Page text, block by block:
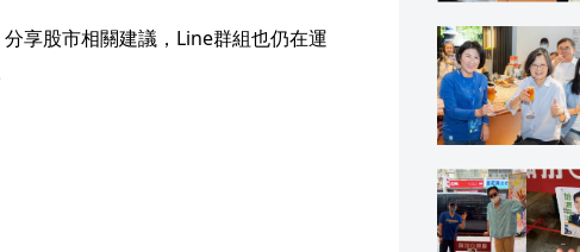
享股市相關建議，Line群組也仍在運